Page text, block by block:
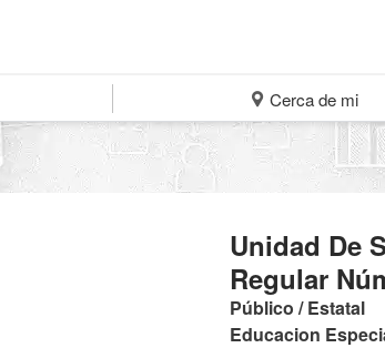
Cerca de mi
Unidad De
Regular
Público / Estatal
Educacion